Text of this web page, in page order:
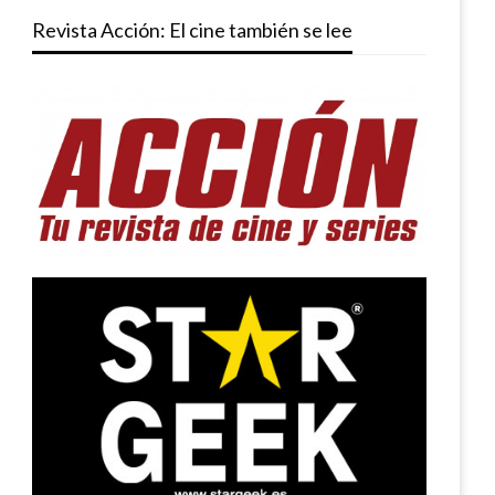
Revista Acción: El cine también se lee